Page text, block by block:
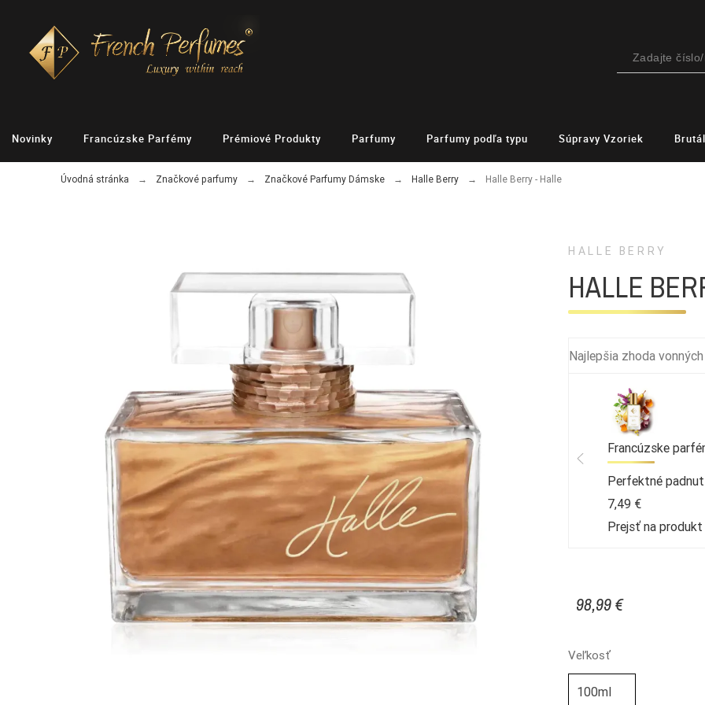
Novinky Francúzske Parfémy Prémiové Produkty Parfumy Parfumy podľa typu Súpravy Vzoriek
Úvodná stránka Značkové parfumy Značkové Parfumy Dámske Halle Berry Halle Berry - Halle
HALLE BERRY
HALLE
Najlepšia zhoda
Francúzske
Perfektné
7,49 €
Prejsť na
98,99 €
Veľkosť
100ml